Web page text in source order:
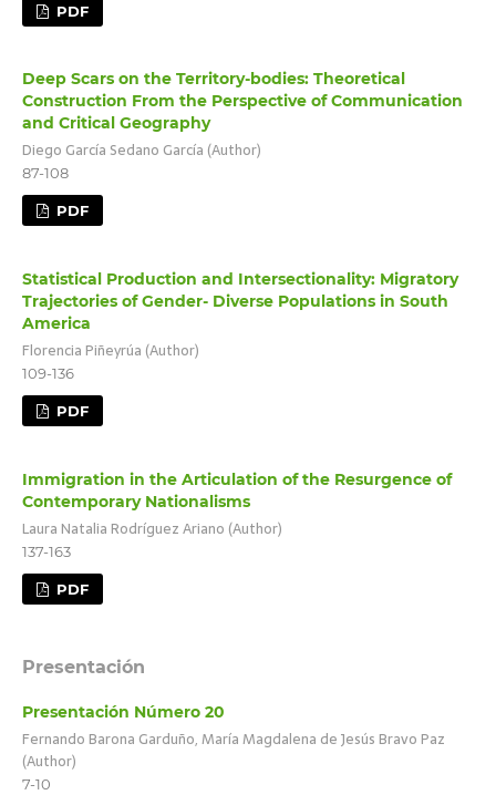
PDF
Deep Scars on the Territory-bodies: Theoretical
Construction From the Perspective of Communication
and Critical Geography
Diego García Sedano García (Author)
87-108
PDF
Statistical Production and Intersectionality: Migratory
Trajectories of Gender- Diverse Populations in South
America
Florencia Piñeyrúa (Author)
109-136
PDF
Immigration in the Articulation of the Resurgence of
Contemporary Nationalisms
Laura Natalia Rodríguez Ariano (Author)
137-163
PDF
Presentación
Presentación Número 20
Fernando Barona Garduño, María Magdalena de Jesús Bravo Paz
(Author)
7-10